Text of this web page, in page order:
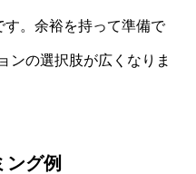
。余裕を持って準備で
ンの選択肢が広くなりま
ング例